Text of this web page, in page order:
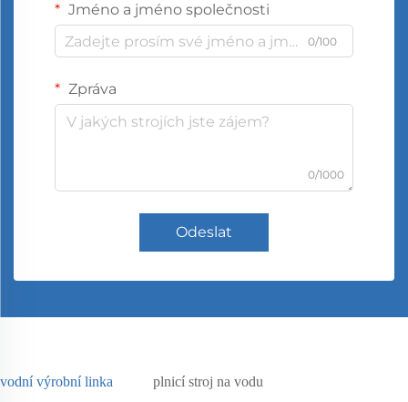
Jméno a jméno společnosti
0/100
Zpráva
0/1000
Odeslat
vodní výrobní linka plnicí stroj na vodu